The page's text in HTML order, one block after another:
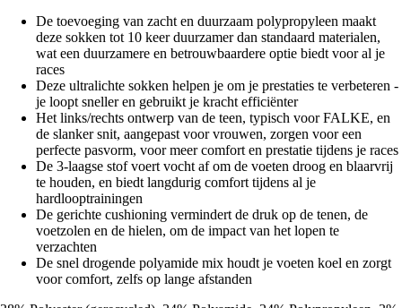
De toevoeging van zacht en duurzaam polypropyleen maakt
deze sokken tot 10 keer duurzamer dan standaard materialen,
wat een duurzamere en betrouwbaardere optie biedt voor al je
races
Deze ultralichte sokken helpen je om je prestaties te verbeteren -
je loopt sneller en gebruikt je kracht efficiënter
Het links/rechts ontwerp van de teen, typisch voor FALKE, en
de slanker snit, aangepast voor vrouwen, zorgen voor een
perfecte pasvorm, voor meer comfort en prestatie tijdens je races
De 3-laagse stof voert vocht af om de voeten droog en blaarvrij
te houden, en biedt langdurig comfort tijdens al je
hardlooptrainingen
De gerichte cushioning vermindert de druk op de tenen, de
voetzolen en de hielen, om de impact van het lopen te
verzachten
De snel drogende polyamide mix houdt je voeten koel en zorgt
voor comfort, zelfs op lange afstanden